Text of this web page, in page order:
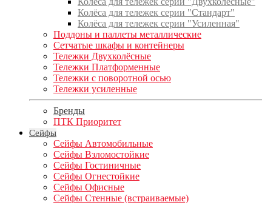
Колёса для тележек серии "Стандарт"
Колёса для тележек серии "Усиленная"
Поддоны и паллеты металлические
Сетчатые шкафы и контейнеры
Тележки Двухколёсные
Тележки Платформенные
Тележки с поворотной осью
Тележки усиленные
Бренды
ПТК Приоритет
Сейфы
Сейфы Автомобильные
Сейфы Взломостойкие
Сейфы Гостиничные
Сейфы Огнестойкие
Сейфы Офисные
Сейфы Стенные (встраиваемые)